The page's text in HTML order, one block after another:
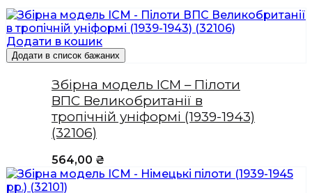
Додати в кошик
Додати в список бажаних
Збірна модель ICM – Пілоти
ВПС Великобританії в
тропічній уніформі (1939-1943)
(32106)
564,00 ₴